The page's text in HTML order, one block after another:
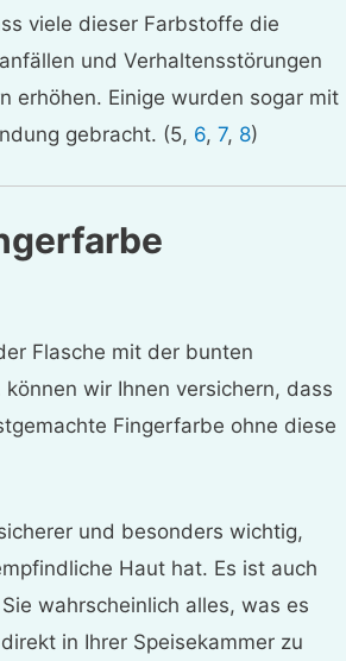
viele dieser Farbstoffe die
und Verhaltensstörungen
erhöhen. Einige wurden sogar mit
gebracht. (5, 6,7, 8)
Flasche mit der bunten
wir Ihnen versichern, dass
Fingerfarbe ohne diese
und besonders wichtig,
Haut hat. Es ist auch
wahrscheinlich alles, was es
in Ihrer Speisekammer zu